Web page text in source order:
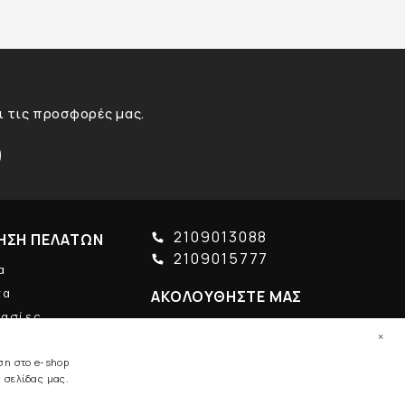
τις προσφορές μας.
ΠΕΛΑΤΩΝ
2109013088
2109015777
ΑΚΟΛΟΥΘΗΣΤΕ ΜΑΣ
×
στο e-shop
μας.